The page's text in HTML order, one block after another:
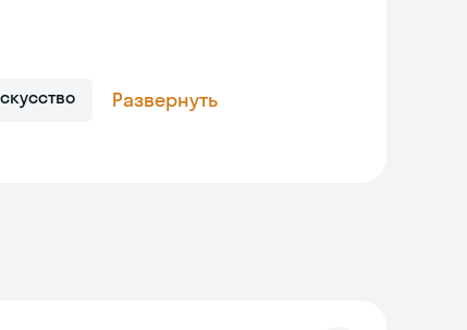
Развернуть